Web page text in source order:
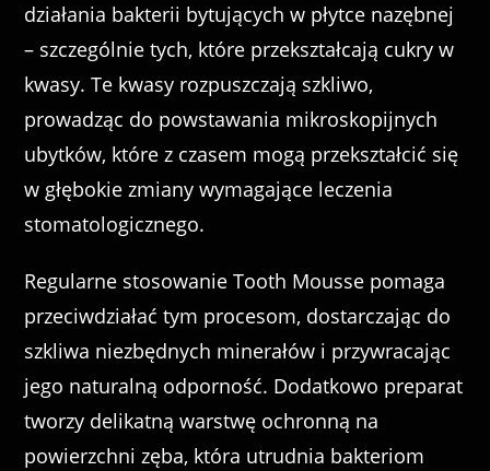
działania bakterii bytujących w płytce nazębnej
– szczególnie tych, które przekształcają cukry w
kwasy. Te kwasy rozpuszczają szkliwo,
prowadząc do powstawania mikroskopijnych
ubytków, które z czasem mogą przekształcić się
w głębokie zmiany wymagające leczenia
stomatologicznego.
Regularne stosowanie Tooth Mousse pomaga
przeciwdziałać tym procesom, dostarczając do
szkliwa niezbędnych minerałów i przywracając
jego naturalną odporność. Dodatkowo preparat
tworzy delikatną warstwę ochronną na
powierzchni zęba, która utrudnia bakteriom